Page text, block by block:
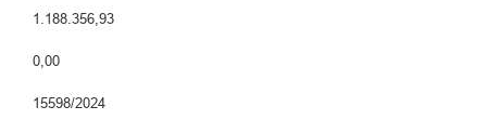
1.188.356,93
0,00
15598/2024